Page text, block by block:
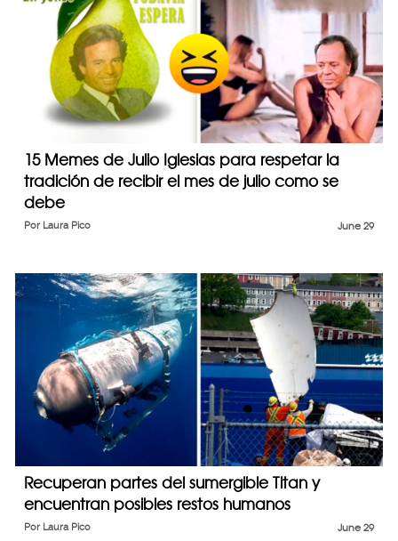
15 Memes de Julio Iglesias para respetar la
tradición de recibir el mes de julio como se
debe
June 29
Por Laura Pico
Recuperan partes del sumergible Titan y
encuentran posibles restos humanos
June 29
Por Laura Pico